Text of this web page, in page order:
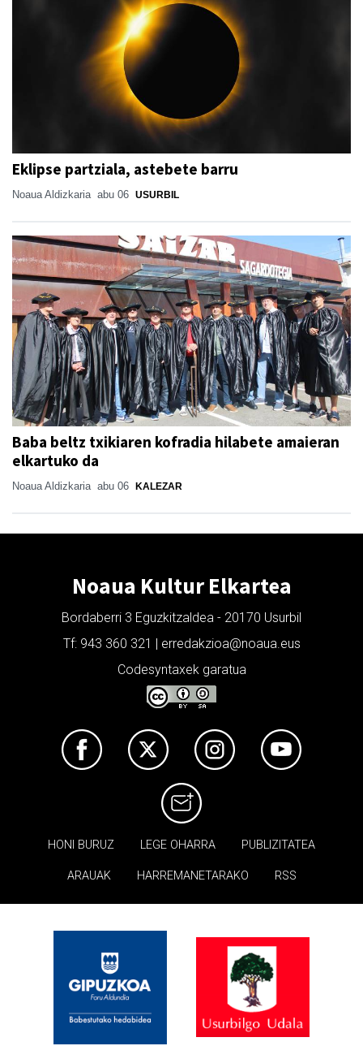
Eklipse partziala, astebete barru
Noaua Aldizkaria abu 06 USURBIL
Baba beltz txikiaren kofradia hilabete amaieran
elkartuko da
Noaua Aldizkaria abu 06 KALEZAR
Noaua Kultur Elkartea
Bordaberri 3 Eguzkitzaldea - 20170 Usurbil
Tf: 943 360 321 | erredakzioa@noaua.eus
Codesyntaxek garatua
HONI BURUZ LEGE OHARRA PUBLIZITATEA
ARAUAK HARREMANETARAKO RSS